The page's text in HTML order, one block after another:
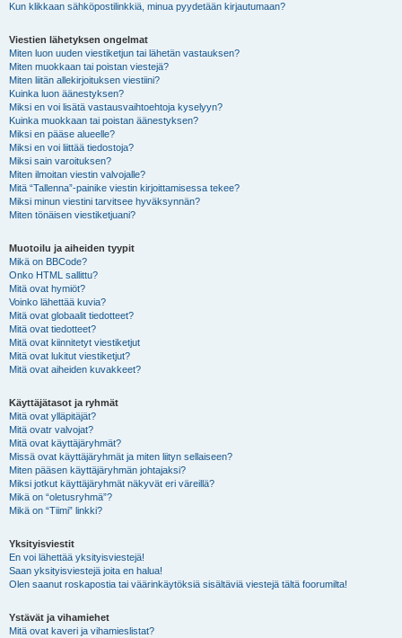
Kun klikkaan sähköpostilinkkiä, minua pyydetään kirjautumaan?
Viestien lähetyksen ongelmat
Miten luon uuden viestiketjun tai lähetän vastauksen?
Miten muokkaan tai poistan viestejä?
Miten liitän allekirjoituksen viestiini?
Kuinka luon äänestyksen?
Miksi en voi lisätä vastausvaihtoehtoja kyselyyn?
Kuinka muokkaan tai poistan äänestyksen?
Miksi en pääse alueelle?
Miksi en voi liittää tiedostoja?
Miksi sain varoituksen?
Miten ilmoitan viestin valvojalle?
Mitä “Tallenna”-painike viestin kirjoittamisessa tekee?
Miksi minun viestini tarvitsee hyväksynnän?
Miten tönäisen viestiketjuani?
Muotoilu ja aiheiden tyypit
Mikä on BBCode?
Onko HTML sallittu?
Mitä ovat hymiöt?
Voinko lähettää kuvia?
Mitä ovat globaalit tiedotteet?
Mitä ovat tiedotteet?
Mitä ovat kiinnitetyt viestiketjut
Mitä ovat lukitut viestiketjut?
Mitä ovat aiheiden kuvakkeet?
Käyttäjätasot ja ryhmät
Mitä ovat ylläpitäjät?
Mitä ovatr valvojat?
Mitä ovat käyttäjäryhmät?
Missä ovat käyttäjäryhmät ja miten liityn sellaiseen?
Miten pääsen käyttäjäryhmän johtajaksi?
Miksi jotkut käyttäjäryhmät näkyvät eri väreillä?
Mikä on “oletusryhmä”?
Mikä on “Tiimi” linkki?
Yksityisviestit
En voi lähettää yksityisviestejä!
Saan yksityisviestejä joita en halua!
Olen saanut roskapostia tai väärinkäytöksiä sisältäviä viestejä tältä foorumilta!
Ystävät ja vihamiehet
Mitä ovat kaveri ja vihamieslistat?